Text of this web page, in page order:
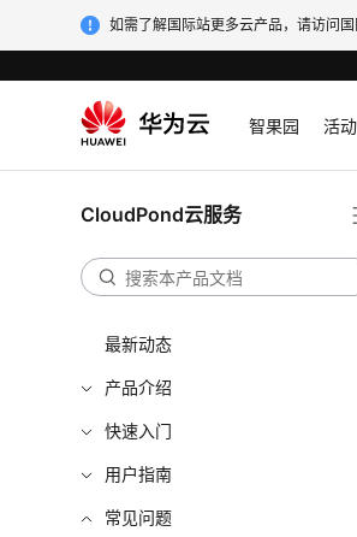
如需了解国际站更多云产品，请访问国
智果园 活动
CloudPond云服务
最新动态
产品介绍
快速入门
用户指南
常见问题